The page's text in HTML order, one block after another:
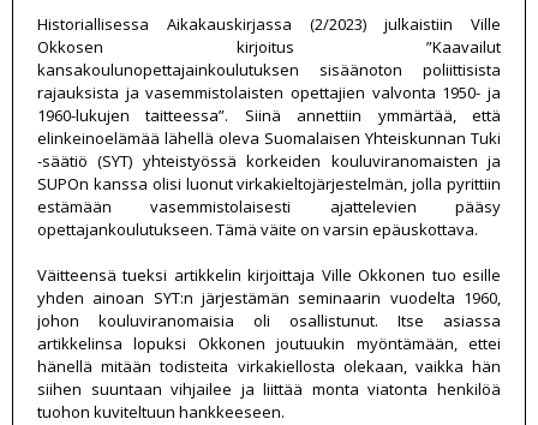
Historiallisessa Aikakauskirjassa (2/2023) julkaistiin Ville
Okkosen kirjoitus ”Kaavailut
kansakoulunopettajainkoulutuksen sisäänoton poliittisista
rajauksista ja vasemmistolaisten opettajien valvonta 1950- ja
1960-lukujen taitteessa”. Siinä annettiin ymmärtää, että
elinkeinoelämää lähellä oleva Suomalaisen Yhteiskunnan Tuki
-säätiö (SYT) yhteistyössä korkeiden kouluviranomaisten ja
SUPOn kanssa olisi luonut virkakieltojärjestelmän, jolla pyrittiin
estämään vasemmistolaisesti ajattelevien pääsy
opettajankoulutukseen. Tämä väite on varsin epäuskottava.
Väitteensä tueksi artikkelin kirjoittaja Ville Okkonen tuo esille
yhden ainoan SYT:n järjestämän seminaarin vuodelta 1960,
johon kouluviranomaisia oli osallistunut. Itse asiassa
artikkelinsa lopuksi Okkonen joutuukin myöntämään, ettei
hänellä mitään todisteita virkakiellosta olekaan, vaikka hän
siihen suuntaan vihjailee ja liittää monta viatonta henkilöä
tuohon kuviteltuun hankkeeseen.